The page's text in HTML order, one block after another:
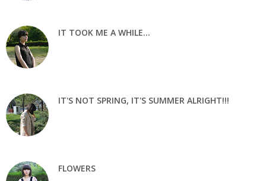
IT TOOK ME A WHILE...
IT'S NOT SPRING, IT'S SUMMER ALRIGHT!!!
FLOWERS